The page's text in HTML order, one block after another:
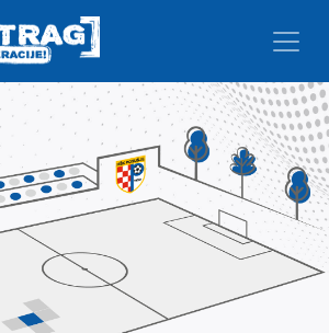
Skip to main content